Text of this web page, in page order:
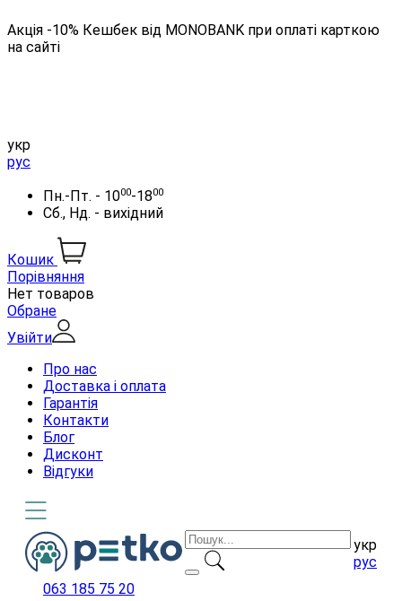
Акція -10% Кешбек від MONOBANK при оплаті карткою
на сайті
укр
рус
Пн.-Пт. - 1000-1800
Сб., Нд. - вихідний
Кошик
Порівняння
Нет товаров
Обране
Увійти
Про нас
Доставка і оплата
Гарантія
Контакти
Блог
Дисконт
Відгуки
укр
рус
063 185 75 20